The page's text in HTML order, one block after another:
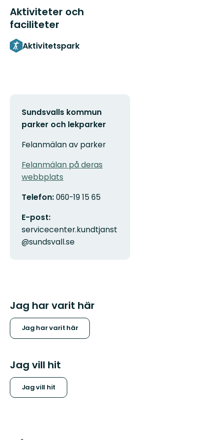
Aktiviteter och
faciliteter
Aktivitetspark
Sundsvalls kommun
parker och lekparker
Felanmälan av parker
Felanmälan på deras
webbplats
Telefon:060-19 15 65
E-post:
servicecenter.kundtjanst
@sundsvall.se
Jag har varit här
Jag har varit här
Jag vill hit
Jag vill hit